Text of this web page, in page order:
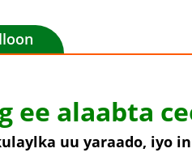
ee alaabta
uu yaraado, iyo